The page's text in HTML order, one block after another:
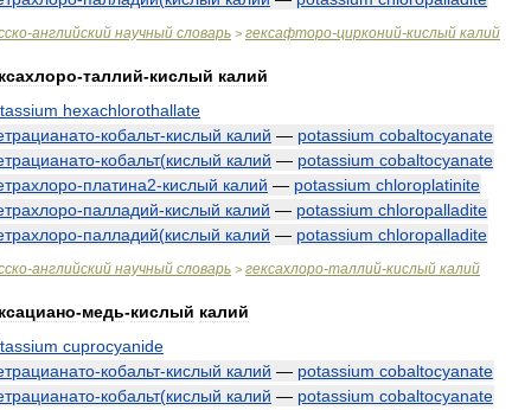
-английский научный словарь > гексафторо-цирконий-кислый калий
-таллий-кислый калий
hexachlorothallate
-кобальт-кислый калий — potassium cobaltocyanate
-кобальт(кислый калий — potassium cobaltocyanate
-платина2-кислый калий — potassium chloroplatinite
-палладий-кислый калий — potassium chloropalladite
-палладий(кислый калий — potassium chloropalladite
-английский научный словарь > гексахлоро-таллий-кислый калий
-медь-кислый калий
cuprocyanide
-кобальт-кислый калий — potassium cobaltocyanate
-кобальт(кислый калий — potassium cobaltocyanate